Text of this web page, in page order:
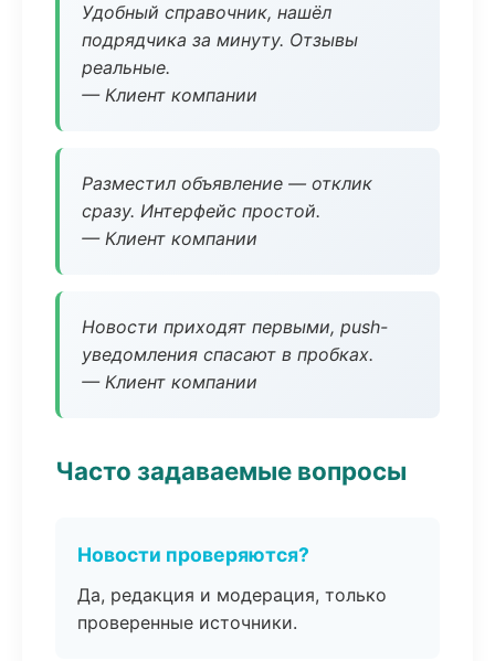
Удобный справочник, нашёл
подрядчика за минуту. Отзывы
реальные.
— Клиент компании
Разместил объявление — отклик
сразу. Интерфейс простой.
— Клиент компании
Новости приходят первыми, push-
уведомления спасают в пробках.
— Клиент компании
Часто задаваемые вопросы
Новости проверяются?
Да, редакция и модерация, только
проверенные источники.